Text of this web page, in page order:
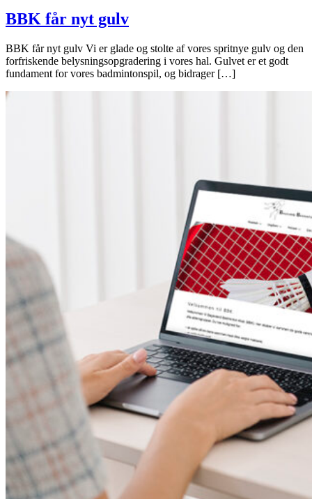
BBK får nyt gulv
BBK får nyt gulv Vi er glade og stolte af vores spritnye gulv og den
forfriskende belysningsopgradering i vores hal. Gulvet er et godt
fundament for vores badmintonspil, og bidrager […]